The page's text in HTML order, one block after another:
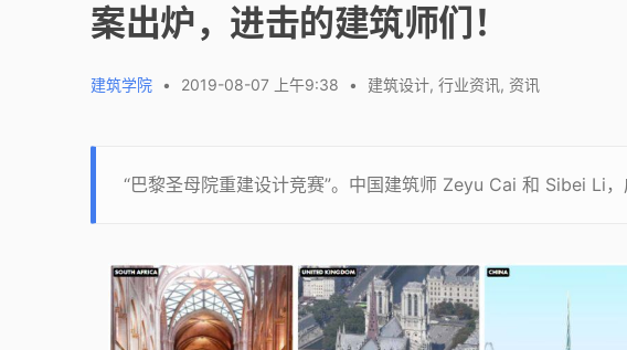
案出炉，进击的建筑师们！
建筑学院 • 2019-08-07 上午9:38 • 建筑设计, 行业资讯, 资讯
“巴黎圣母院重建设计竞赛”。中国建筑师 Zeyu Cai 和 Sibei Li，